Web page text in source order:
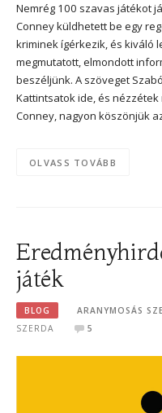
Nemrég 100 szavas játékot
Conney küldhetett be egy
kriminek ígérkezik, és kiváló
megmutatott, elmondott
beszéljünk. A szöveget
Kattintsatok ide, és
Conney, nagyon köszönjük
OLVASS TOVÁBB
játék
BLOG ARANYMOSÁS
SZERDA
5